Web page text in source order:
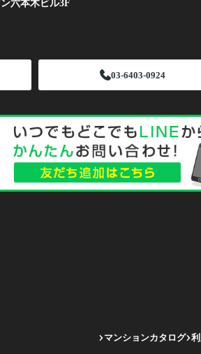
六本木ビル3F
03-6403-0924
マンションカタログ